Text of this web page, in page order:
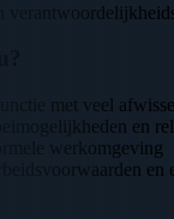
met veel
en
werkomgeving
en